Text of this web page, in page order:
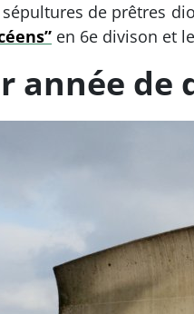
sépultures de prêtres
en 6e divison et
année de